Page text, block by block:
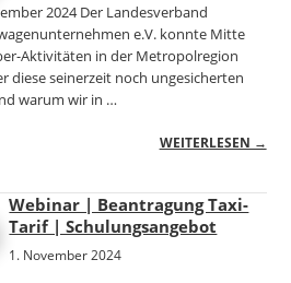
2024 Der Landesverband
e.V. konnte Mitte
Aktivitäten in der Metropolregion
diese seinerzeit noch ungesicherten
warum wir in …
WEITERLESEN →
Webinar | Beantragung Taxi-
Tarif | Schulungsangebot
1. November 2024